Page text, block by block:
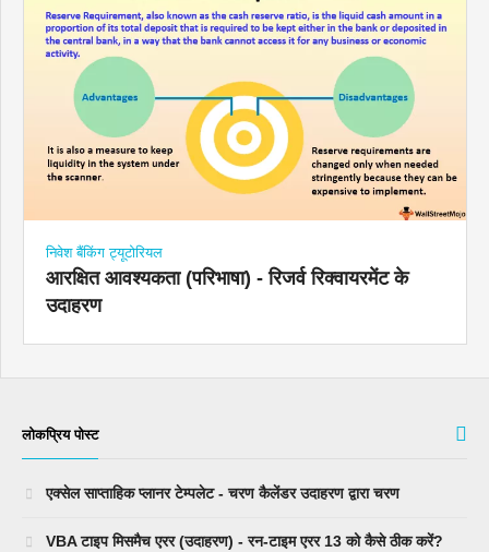
निवेश बैंकिंग ट्यूटोरियल
आरक्षित आवश्यकता (परिभाषा) - रिजर्व रिक्वायरमेंट के
उदाहरण
लोकप्रिय पोस्ट
एक्सेल साप्ताहिक प्लानर टेम्पलेट - चरण कैलेंडर उदाहरण द्वारा चरण
VBA टाइप मिसमैच एरर (उदाहरण) - रन-टाइम एरर 13 को कैसे ठीक करें?